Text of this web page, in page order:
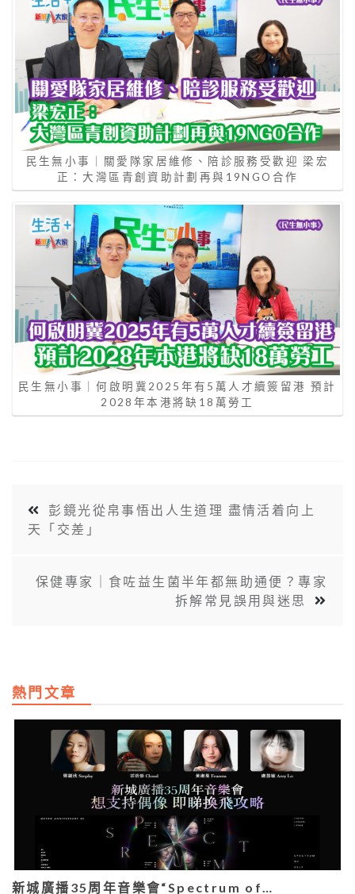
民生無小事｜關愛隊家居維修、陪診服務受歡迎 梁宏
正：大灣區青創資助計劃再與19NGO合作
民生無小事｜何啟明冀2025年有5萬人才續簽留港 預計
2028年本港將缺18萬勞工
彭鏡光從帛事悟出人生道理 盡情活着向上
天「交差」
保健專家｜食咗益生菌半年都無助通便？專家
拆解常見誤用與迷思
熱門文章
新城廣播35周年音樂會“Spectrum of…